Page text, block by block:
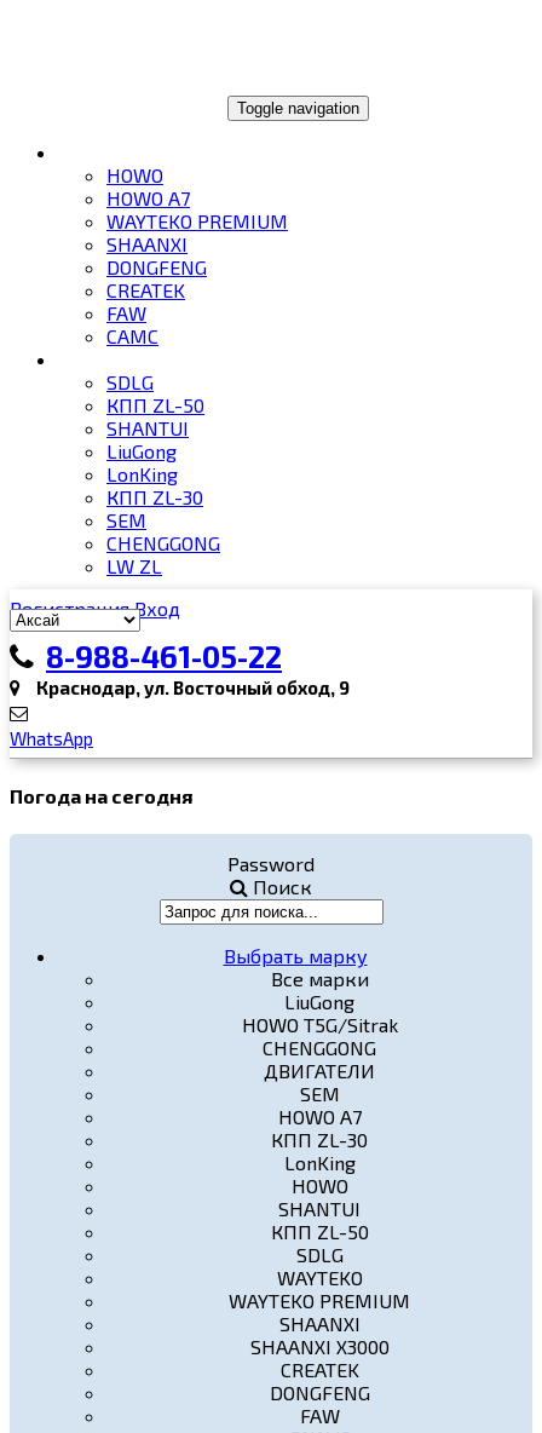
Toggle navigation
HOWO
HOWO A7
WAYTEKO PREMIUM
SHAANXI
DONGFENG
CREATEK
FAW
CAMC
SDLG
КПП ZL-50
SHANTUI
LiuGong
LonKing
КПП ZL-30
SEM
CHENGGONG
LW ZL
Регистрация Вход
8-988-461-05-22
Краснодар, ул. Восточный обход, 9
WhatsApp
Погода на сегодня
Password
Поиск
Выбрать марку
Все марки
LiuGong
HOWO T5G/Sitrak
CHENGGONG
ДВИГАТЕЛИ
SEM
HOWO A7
КПП ZL-30
LonKing
HOWO
SHANTUI
КПП ZL-50
SDLG
WAYTEKO
WAYTEKO PREMIUM
SHAANXI
SHAANXI X3000
CREATEK
DONGFENG
FAW